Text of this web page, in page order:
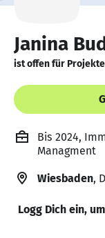
Janina
ist offen für
Bis 2024,
Managment
Wiesbaden,
Logg Dich ein,